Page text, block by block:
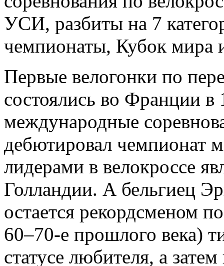
УСИ, разбиты на 7
чемпионаты, Кубок мира
Первые велогонки по
состоялись во Франции
международные
дебютировал чемпионат
лидерами в велокроссе
Голландии. А бельгиец
остается рекордсменом
60–70-е прошлого века)
статусе любителя, а